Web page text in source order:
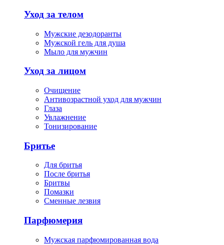
Уход за телом
Мужские дезодоранты
Мужской гель для душа
Мыло для мужчин
Уход за лицом
Очищение
Антивозрастной уход для мужчин
Глаза
Увлажнение
Тонизирование
Бритье
Для бритья
После бритья
Бритвы
Помазки
Сменные лезвия
Парфюмерия
Мужская парфюмированная вода